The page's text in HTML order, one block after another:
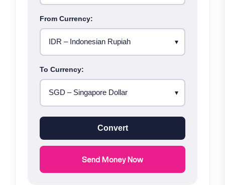
From Currency:
To Currency:
Convert
Send Money Now